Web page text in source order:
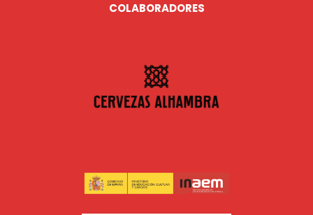
COLABORADORES